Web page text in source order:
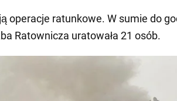
operacje ratunkowe. W sumie do
Ratownicza uratowała 21 osób.